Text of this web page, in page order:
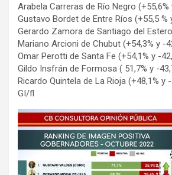
Arabela Carreras de Río Negro (+55,6%
Gustavo Bordet de Entre Ríos (+55,5 %
Gerardo Zamora de Santiago del
Mariano Arcioni de Chubut (+54,3% y -
Omar Perotti de Santa Fe (+54,1% y -
Gildo Insfrán de Formosa ( 51,7% y -
Ricardo Quintela de La Rioja (+48,1% y -
GI/fl